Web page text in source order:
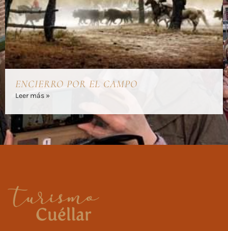
ENCIERRO POR EL CAMPO
Leer más »